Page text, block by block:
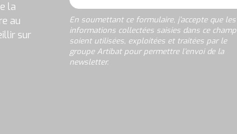
la
au
sur
En soumettant ce formulaire, j’accepte que les
informations collectées saisies dans ce champ
soient utilisées, exploitées et traitées par le
groupe Artibat pour permettre l’envoi de la
newsletter.
saisies
dans
ce
champ
soient